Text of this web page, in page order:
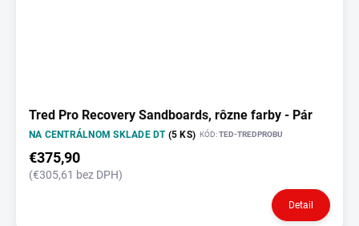
Tred Pro Recovery Sandboards, rôzne farby - Pár
NA CENTRÁLNOM SKLADE DT (5 KS) KÓD:TED-TREDPROBU
€375,90
(€305,61 bez DPH)
Detail